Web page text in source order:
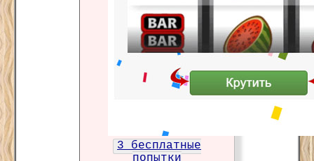
3 бесплатные
попытки